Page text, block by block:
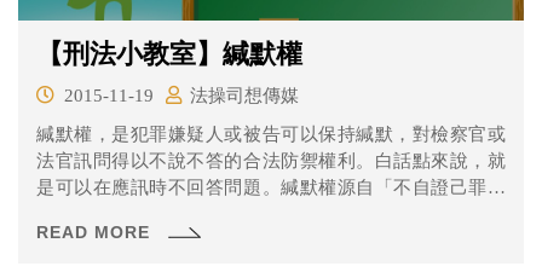
【刑法小教室】緘默權
2015-11-19
法操司想傳媒
緘默權，是犯罪嫌疑人或被告可以保持緘默，對檢察官或
法官訊問得以不說不答的合法防禦權利。白話點來說，就
是可以在應訊時不回答問題。緘默權源自「不自證己罪原
務，此亦為無罪推定原則的展現，這不僅是身為法治國家
READ MORE